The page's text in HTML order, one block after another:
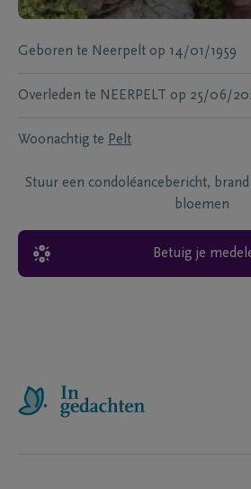
Geboren te Neerpelt op 14/01/1959
Overleden te NEERPELT op 25/06/
Woonachtig te Pelt
Stuur een condoléancebericht, brand
bloemen
Betuig je